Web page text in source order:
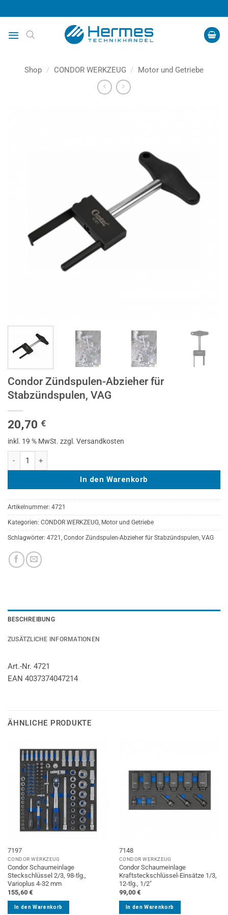
Inhalt
springen
Shop / CONDOR WERKZEUG / Motor und Getriebe
Condor Zündspulen-Abzieher für
Stabzündspulen, VAG
20,70 €
inkl. 19 % MwSt. zzgl. Versandkosten
In den Warenkorb
Artikelnummer: 4721
Kategorien: CONDOR WERKZEUG, Motor und Getriebe
Schlagwörter: 4721 , Condor Zündspulen-Abzieher für Stabzündspulen, VAG
BESCHREIBUNG
ZUSÄTZLICHE INFORMATIONEN
Art.-Nr. 4721
EAN 4037374047214
ÄHNLICHE PRODUKTE
7197
CONDOR WERKZEUG
Condor Schaumeinlage
Steckschlüssel 2/3, 98-tlg.,
Varioplus 4-32 mm
155,60 €
In den Warenkorb
7148
CONDOR WERKZEUG
Condor Schaumeinlage
Kraftsteckschlüssel-Einsätze 1/3,
12-tlg., 1/2″
99,00 €
In den Warenkorb